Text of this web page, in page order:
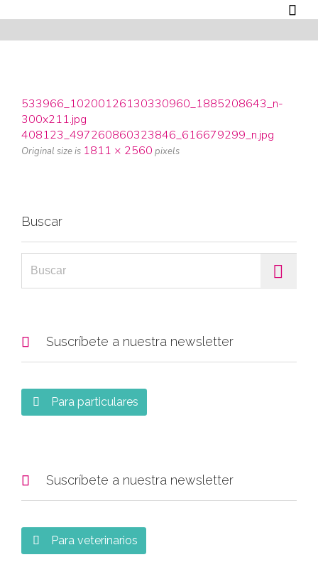

533966_10200126130330960_1885208643_n-
300x211.jpg
408123_497260860323846_616679299_n.jpg
Original size is 1811 × 2560 pixels
Buscar
 Suscríbete a nuestra newsletter
 Para particulares
 Suscríbete a nuestra newsletter
 Para veterinarios